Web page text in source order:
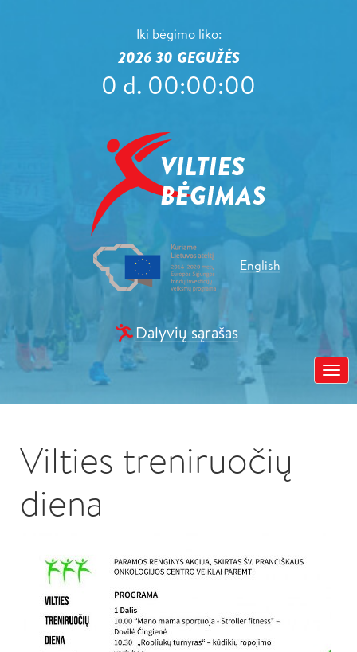
Iki bėgimo liko:
2026 30 GEGUŽĖS
0 d. 00:00:00
English
Dalyvių sąrašas
Vilties treniruočių
diena